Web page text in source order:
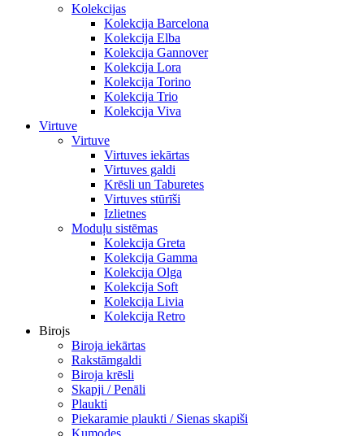
Kolekcijas
Kolekcija Barcelona
Kolekcija Elba
Kolekcija Gannover
Kolekcija Lora
Kolekcija Torino
Kolekcija Trio
Kolekcija Viva
Virtuve
Virtuve
Virtuves iekārtas
Virtuves galdi
Krēsli un Taburetes
Virtuves stūrīši
Izlietnes
Moduļu sistēmas
Kolekcija Greta
Kolekcija Gamma
Kolekcija Olga
Kolekcija Soft
Kolekcija Livia
Kolekcija Retro
Birojs
Biroja iekārtas
Rakstāmgaldi
Biroja krēsli
Skapji / Penāli
Plaukti
Piekaramie plaukti / Sienas skapiši
Kumodes